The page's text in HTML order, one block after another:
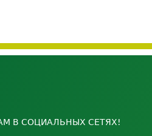
В СОЦИАЛЬНЫХ СЕТЯХ!